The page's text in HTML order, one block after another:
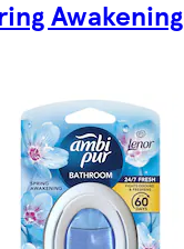
Awakening